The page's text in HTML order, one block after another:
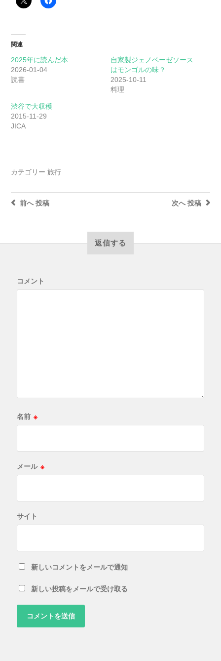
関連
2025年に読んだ本
2026-01-04
読書
自家製ジェノベーゼソース
はモンゴルの味？
2025-10-11
料理
渋谷で大収穫
2015-11-29
JICA
カテゴリー旅行
次へ投稿
前へ 投稿
返信する
コメント
名前 ※
メール ※
サイト
新しいコメントをメールで通知
新しい投稿をメールで受け取る